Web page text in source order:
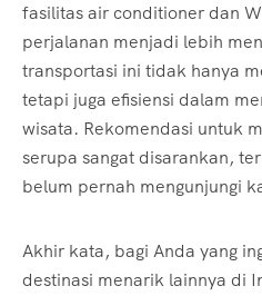
fasilitas air conditioner dan
perjalanan menjadi lebih
transportasi ini tidak hanya
tetapi juga efisiensi dalam
wisata. Rekomendasi untuk
serupa sangat disarankan,
belum pernah mengunjungi
Akhir kata, bagi Anda yang
destinasi menarik lainnya di